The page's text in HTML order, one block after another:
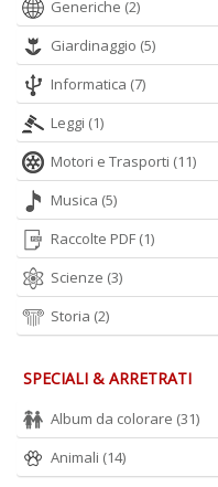
Generiche (2)
Giardinaggio (5)
Informatica (7)
Leggi (1)
Motori e Trasporti (11)
Musica (5)
Raccolte PDF (1)
Scienze (3)
Storia (2)
SPECIALI & ARRETRATI
Album da colorare (31)
Animali (14)